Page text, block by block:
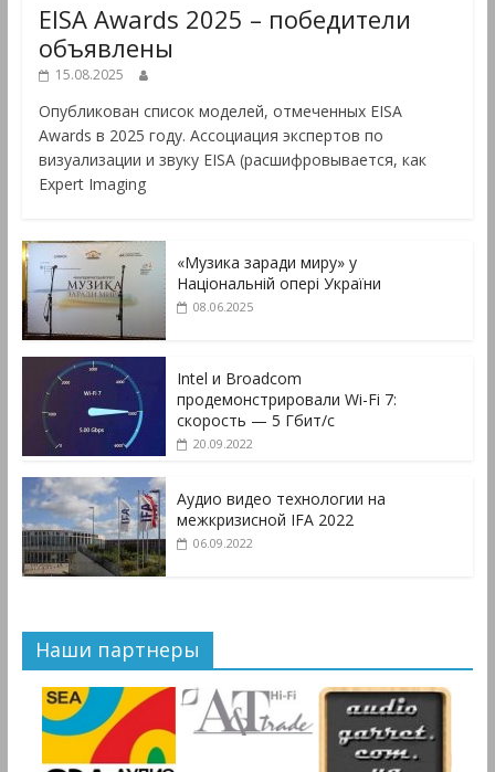
EISA Awards 2025 – победители
объявлены
15.08.2025
Опубликован список моделей, отмеченных EISA
Awards в 2025 году. Ассоциация экспертов по
визуализации и звуку EISA (расшифровывается, как
Expert Imaging
«Музика заради миру» у
Національній опері України
08.06.2025
Intel и Broadcom
продемонстрировали Wi-Fi 7:
скорость — 5 Гбит/с
20.09.2022
Аудио видео технологии на
межкризисной IFA 2022
06.09.2022
Наши партнеры